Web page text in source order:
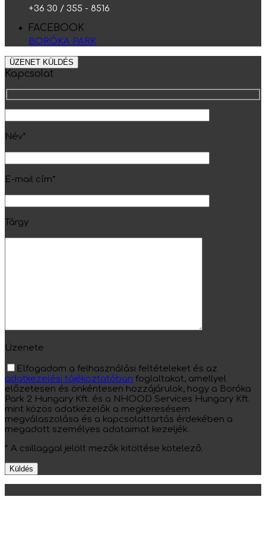
+36 30 / 355 - 8516
FACEBOOK
BORÓKA PARK
ÜZENET KÜLDÉS
Kapcsolat
Név*
E-mail cím*
Tárgy
Üzenete
Elfogadom a felhasználási feltételeket és az
adatkezelési tájékoztatóban foglaltakat, amellyel
előzetesen és önkéntesen hozzájárulok, hogy a Boróka
Park 2 Hungary Kft. és a NHOOD Services Hungary Kft.
mint közös adatkezelők a megkeresésem
megválaszolása és a kapcsolattartás érdekében a
megadott személyes adataimat kezeljék.
* A csillaggal jelölt mezők kitöltése kötelező.